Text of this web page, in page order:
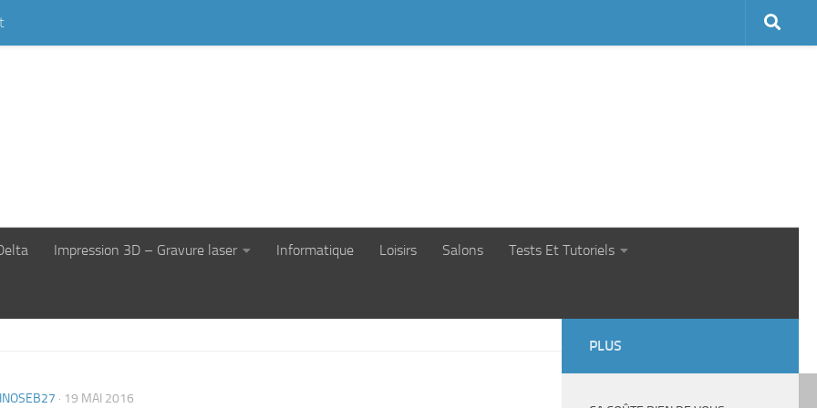
Impression 3D – Gravure laser Informatique Loisirs Salons Tests Et Tutoriels
· 19 MAI 2016
PLUS